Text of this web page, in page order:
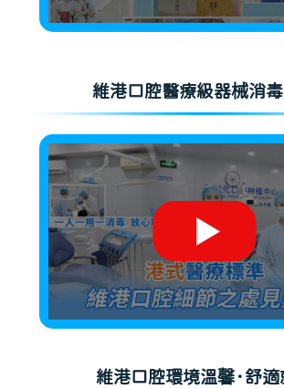
維港口腔醫療級器械消
維港口腔環境溫馨·舒適